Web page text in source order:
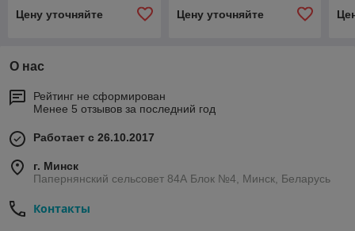
Цену уточняйте
Цену уточняйте
О нас
Рейтинг не сформирован
Менее 5 отзывов за последний год
Работает с 26.10.2017
г. Минск
Папернянский сельсовет 84А Блок №4, Минск, Беларусь
Контакты